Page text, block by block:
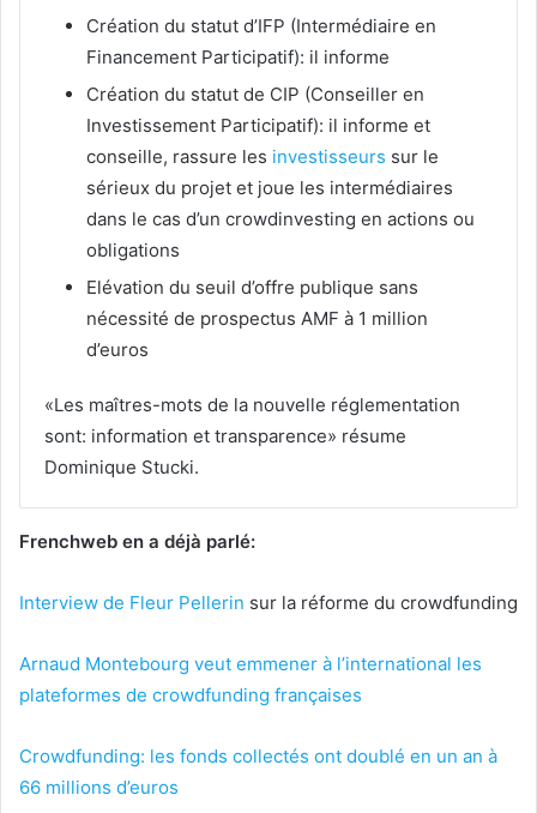
Création du statut d’IFP (Intermédiaire en
Financement Participatif): il informe
Création du statut de CIP (Conseiller en
Investissement Participatif): il informe et
conseille, rassure les investisseurs sur le
sérieux du projet et joue les intermédiaires
dans le cas d’un crowdinvesting en actions ou
obligations
Elévation du seuil d’offre publique sans
nécessité de prospectus AMF à 1 million
d’euros
«Les maîtres-mots de la nouvelle réglementation
sont: information et transparence» résume
Dominique Stucki.
Frenchweb en a déjà parlé:
Interview de Fleur Pellerin sur la réforme du crowdfunding
Arnaud Montebourg veut emmener à l’international les
plateformes de crowdfunding françaises
Crowdfunding: les fonds collectés ont doublé en un an à
66 millions d’euros